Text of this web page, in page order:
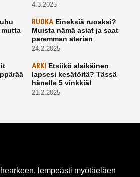
4.3.2025
RUOKAEineksiä ruoaksi?
Muista nämä asiat ja saat
paremman aterian
24.2.2025
ARKI Etsiikö alaikäinen
lapsesi kesätöitä? Tässä
hänelle 5 vinkkiä!
21.2.2025
lempeästi myötäeläen